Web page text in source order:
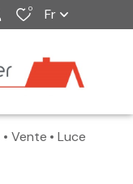
0 Fr
Vente
Luce